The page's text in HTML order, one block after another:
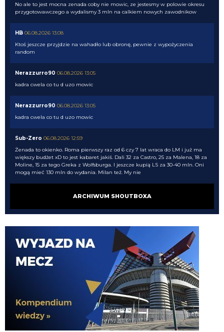
No ale to jest mocna zenada coby nie mowic, ze jestesmy w polowie okresu
przygotowawczego a wydalismy 3 mln na calkiem nowych zawodnikow
HB 06.08.2026 13:08
Ktoś jeszcze przyjdzie na wahadło lub obronę, pewnie z wypożyczenia
random
Nerazzurro90 06.08.2026 13:05
kadra cwela co tu d uzo mowic
Nerazzurro90 06.08.2026 13:05
kadra cwela co tu d uzo mowic
Sub-Zero 06.08.2026 12:59
Żenada to okienko. Roma pierwszy raz od 6 czy 7 lat wraca do LM i już ma
większy budżet xD to jest kabaret jakiś. Dali 32 za Castro, 25 za Malena, 18 za
Moline, 15 za tego Greka z Wolfsburga. I jeszcze kupią LS za 30-40 mln. Oni
mogą mieć 130 mln do wydania. Milan też. My nie
06.08.2026 12:33
Nerazzurro90 06.08.2026 12:32
szykujcie sie na tego cwela Nico gonzaleza
martins2000
Niente Inter per Diaby, BILD: "Sta per tornare al Leverkusen: le cifre"
06.08.2026 12:06
Kiełbyń ale moze troszeczke grzeczniej
ARCHIWUM SHOUTBOXA